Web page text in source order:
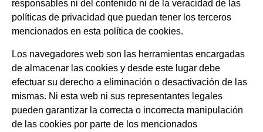
responsables ni del contenido ni de la veracidad de las
políticas de privacidad que puedan tener los terceros
mencionados en esta política de cookies.
Los navegadores web son las herramientas encargadas
de almacenar las cookies y desde este lugar debe
efectuar su derecho a eliminación o desactivación de las
mismas. Ni esta web ni sus representantes legales
pueden garantizar la correcta o incorrecta manipulación
de las cookies por parte de los mencionados